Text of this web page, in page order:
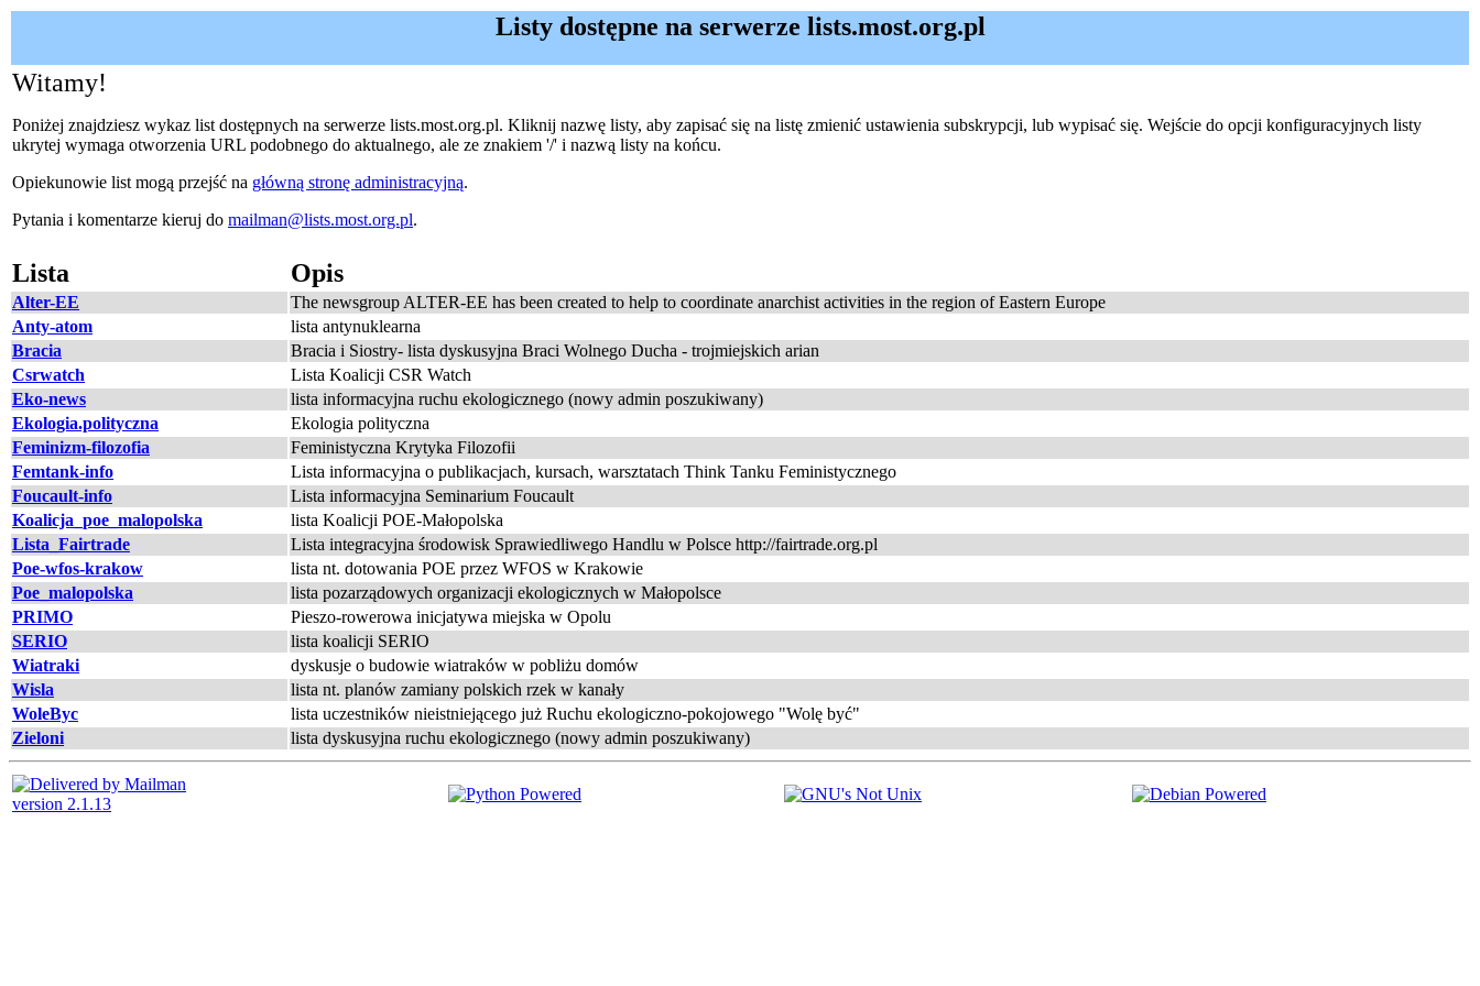
Listy dostępne na serwerze lists.most.org.pl
Witamy!
Poniżej znajdziesz wykaz list dostępnych na serwerze lists.most.org.pl. Kliknij nazwę listy, aby zapisać się na listę zmienić ustawienia subskrypcji, lub wypisać się. Wejście do opcji konfiguracyjnych listy
ukrytej wymaga otworzenia URL podobnego do aktualnego, ale ze znakiem '/' i nazwą listy na końcu.
Opiekunowie list mogą przejść na główną stronę administracyjną.
Pytania i komentarze kieruj do mailman@lists.most.org.pl.
Lista Opis
Alter-EE
The newsgroup ALTER-EE has been created to help to coordinate anarchist activities in the region of Eastern Europe
Anty-atom
lista antynuklearna
Bracia
Bracia i Siostry- lista dyskusyjna Braci Wolnego Ducha - trojmiejskich arian
Csrwatch
Lista Koalicji CSR Watch
Eko-news
lista informacyjna ruchu ekologicznego (nowy admin poszukiwany)
Ekologia.polityczna
Ekologia polityczna
Feminizm-filozofia
Feministyczna Krytyka Filozofii
Femtank-info
Lista informacyjna o publikacjach, kursach, warsztatach Think Tanku Feministycznego
Foucault-info
Lista informacyjna Seminarium Foucault
Koalicja_poe_malopolska
lista Koalicji POE-Małopolska
Lista_Fairtrade
Lista integracyjna środowisk Sprawiedliwego Handlu w Polsce http://fairtrade.org.pl
Poe-wfos-krakow
lista nt. dotowania POE przez WFOS w Krakowie
Poe_malopolska
lista pozarządowych organizacji ekologicznych w Małopolsce
PRIMO
Pieszo-rowerowa inicjatywa miejska w Opolu
SERIO
lista koalicji SERIO
Wiatraki
dyskusje o budowie wiatraków w pobliżu domów
Wisla
lista nt. planów zamiany polskich rzek w kanały
WoleByc
lista uczestników nieistniejącego już Ruchu ekologiczno-pokojowego "Wolę być"
Zieloni
lista dyskusyjna ruchu ekologicznego (nowy admin poszukiwany)
version 2.1.13